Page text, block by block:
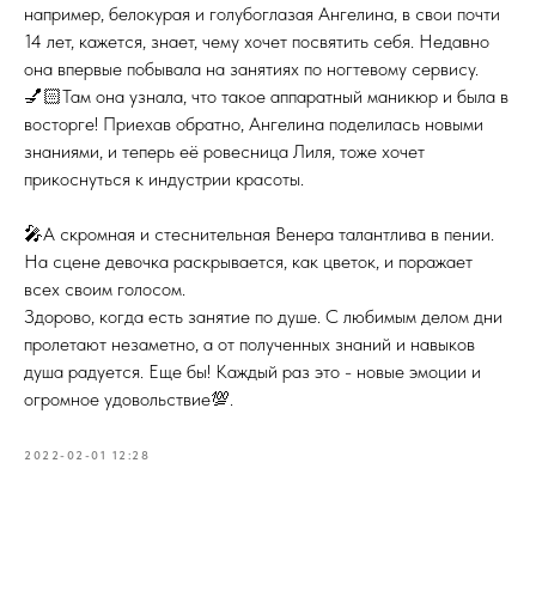
например, белокурая и голубоглазая Ангелина, в свои почти
14 лет, кажется, знает, чему хочет посвятить себя. Недавно
она впервые побывала на занятиях по ногтевому сервису.
💅🏻Там она узнала, что такое аппаратный маникюр и была в
восторге! Приехав обратно, Ангелина поделилась новыми
знаниями, и теперь её ровесница Лиля, тоже хочет
прикоснуться к индустрии красоты.
🎤А скромная и стеснительная Венера талантлива в пении.
На сцене девочка раскрывается, как цветок, и поражает
всех своим голосом.
Здорово, когда есть занятие по душе. С любимым делом дни
пролетают незаметно, а от полученных знаний и навыков
душа радуется. Еще бы! Каждый раз это - новые эмоции и
огромное удовольствие💯.
2022-02-01 12:28